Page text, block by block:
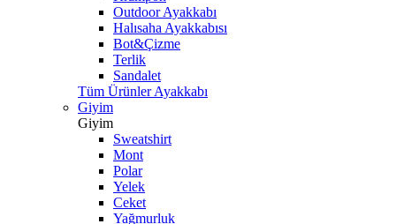
Outdoor Ayakkabı
Halısaha Ayakkabısı
Bot&Çizme
Terlik
Sandalet
Tüm Ürünler Ayakkabı
Giyim
Giyim
Sweatshirt
Mont
Polar
Yelek
Ceket
Yağmurluk